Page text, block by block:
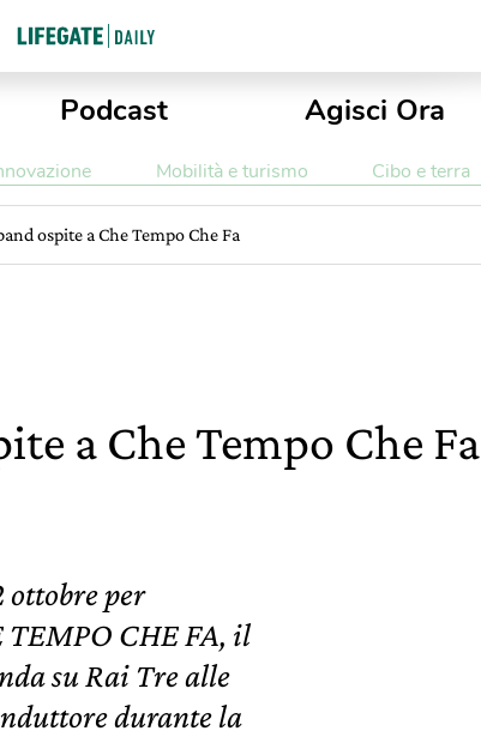
Podcast Agisci Ora
Mobilità e turismo Cibo e terra
ospite a Che Tempo Che Fa
a Che Tempo Che Fa
per
CHE FA, il
su Rai Tre alle
durante la